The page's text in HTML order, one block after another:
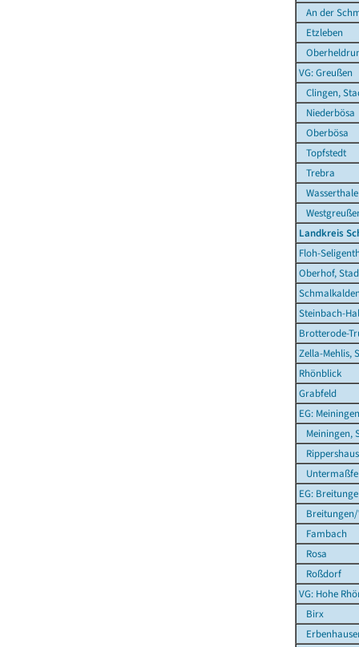
An der
Etzleben
VG: Greußen
Clingen,
Niederbösa
Oberbösa
Topfstedt
Trebra
Landkreis
Floh-
Oberhof,
Steinbach-
Brotterode-
Zella-Mehlis,
Rhönblick
Grabfeld
EG:
Meiningen,
EG:
Fambach
Rosa
Roßdorf
VG: Hohe
Birx